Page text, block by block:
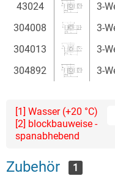
43024
3-
304008
3-
304013
3-
304892
3-
[1] Wasser (+20 °C)
[2] blockbauweise -
spanabhebend
Zubehör 1